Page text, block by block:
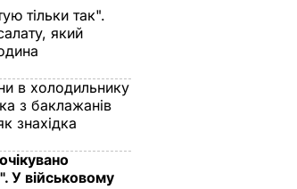
в Давосі
України у
програми
тільки так".
який
в холодильнику
з баклажанів
знахідка
У військовому